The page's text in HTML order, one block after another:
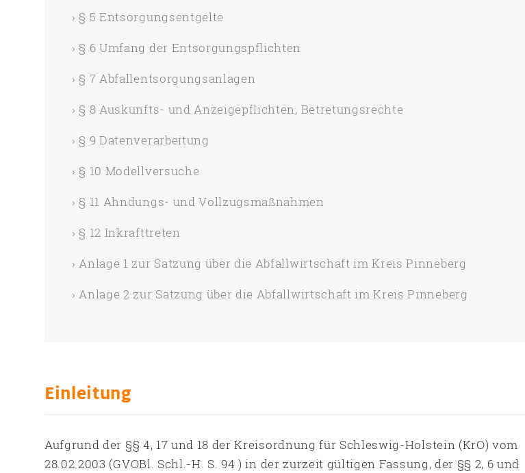
§ 5 Entsorgungsentgelte
§ 6 Umfang der Entsorgungspflichten
§ 7 Abfallentsorgungsanlagen
§ 8 Auskunfts- und Anzeigepflichten, Betretungsrechte
§ 9 Datenverarbeitung
§ 10 Modellversuche
§ 11 Ahndungs- und Vollzugsmaßnahmen
§ 12 Inkrafttreten
Anlage 1 zur Satzung über die Abfallwirtschaft im Kreis Pinneberg
Anlage 2 zur Satzung über die Abfallwirtschaft im Kreis Pinneberg
Einleitung
Aufgrund der §§ 4, 17 und 18 der Kreisordnung für Schleswig-Holstein (KrO) vom
28.02.2003 (GVOBl. Schl.-H. S. 94 ) in der zurzeit gültigen Fassung, der §§ 2, 6 und